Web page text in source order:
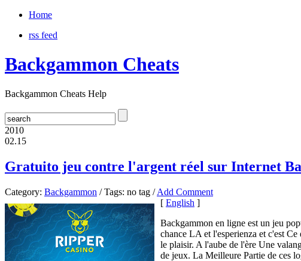
Home
rss feed
Backgammon Cheats
Backgammon Cheats Help
2010
02.15
Gratuito jeu contre l'argent réel sur Internet
Category: Backgammon / Tags: no tag /Add Comment
[ English ]
Backgammon en ligne est un jeu
chance LA et l'esperienza et c'est
le plaisir. A l'aube de l'ère Une
de jeux. La Meilleure Partie de ces